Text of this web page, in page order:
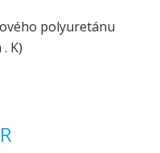
polyuretánu
K)